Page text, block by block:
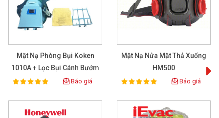
Mặt Nạ Phòng Bụi Koken
1010A + Lọc Bụi Cánh Bướm
Vàng
Rating:
100% Báo giá
Mặt Nạ Nửa Mặt Thả Xuống
HM500
Rating:
100% Báo giá